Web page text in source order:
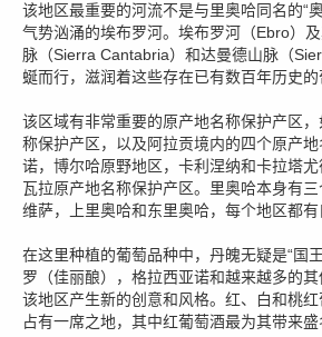
该地区最重要的河流不是与里奥哈同名的“
气势汹涌的埃布罗河。埃布罗河（Ebro）
脉（Sierra Cantabria）和达曼德山脉（
蜒而行，滋润着这些存在已有数百年历史的
该区域有非常重要的原产地名称保护产区
称保护产区，以及阿拉贡境内的四个原产
诺，博尔哈原野地区，卡利涅纳和卡拉塔
瓦拉原产地名称保护产区。里奥哈本身有
维萨，上里奥哈和东里奥哈，每个地区都有
在这里种植的葡萄品种中，丹魄无疑是“国
罗（佳丽酿），格拉西亚诺和越来越多的
该地区产生新的创意和风格。红、白和桃
占有一席之地，其中红葡萄酒最为其带来盛